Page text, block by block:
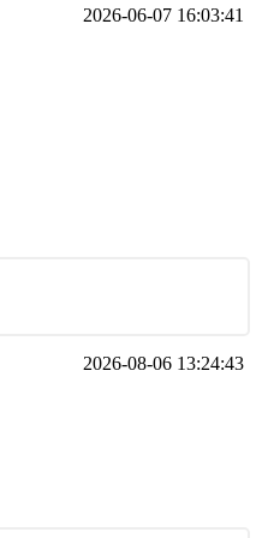
2026-06-07 16:03:41
2026-08-06 13:24:43